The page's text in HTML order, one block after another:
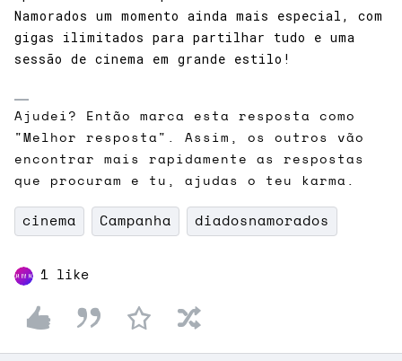
Namorados um momento ainda mais especial, com
gigas ilimitados para partilhar tudo e uma
sessão de cinema em grande estilo!
Ajudei? Então marca esta resposta como
"Melhor resposta". Assim, os outros vão
encontrar mais rapidamente as respostas
que procuram e tu, ajudas o teu karma.
cinema Campanha diadosnamorados
1 like